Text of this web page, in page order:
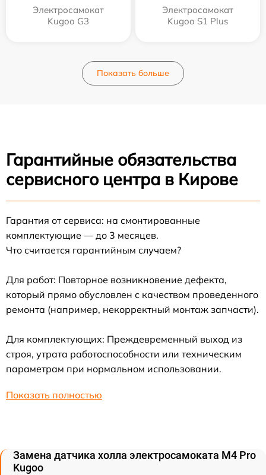
Электросамокат
Kugoo G3
Электросамокат
Kugoo S1 Plus
Показать больше
Гарантийные обязательства
сервисного центра в Кирове
Гарантия от сервиса: на смонтированные
комплектующие — до 3 месяцев.
Что считается гарантийным случаем?
Для работ: Повторное возникновение дефекта,
который прямо обусловлен с качеством проведенного
ремонта (например, некорректный монтаж запчасти).
Для комплектующих: Преждевременный выход из
строя, утрата работоспособности или техническим
параметрам при нормальном использовании.
Показать полностью
Замена датчика холла электросамоката M4 Pro
Kugoo